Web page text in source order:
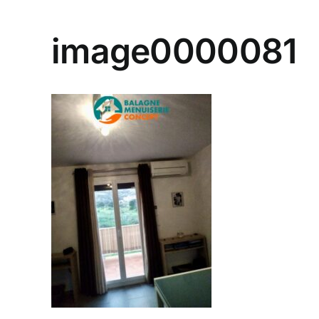
image0000081